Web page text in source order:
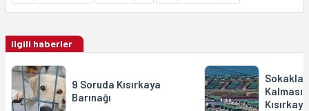
ilgili haberler
9 Soruda Kısırkaya
Barınağı
Sokaklar